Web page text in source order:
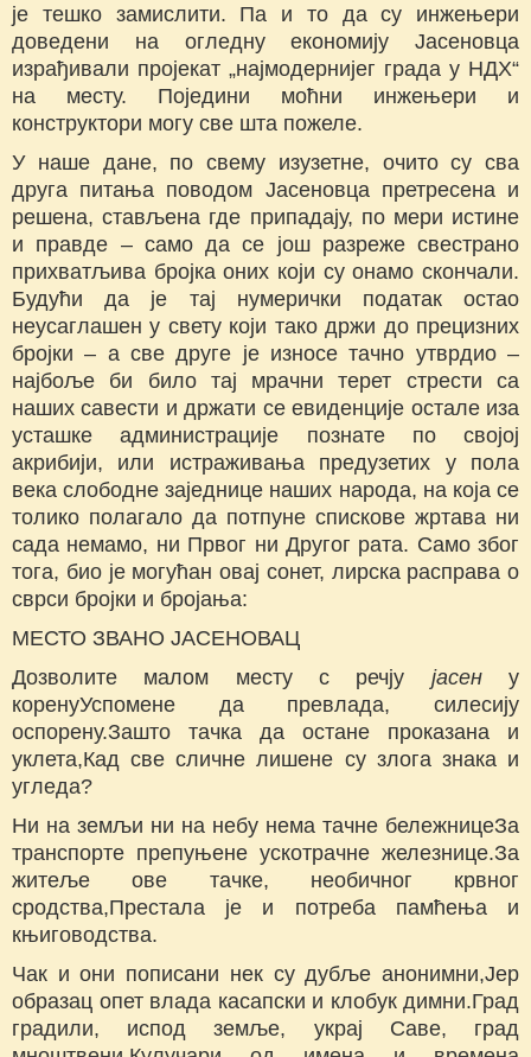
је тешко замислити. Па и то да су инжењери
доведени на огледну економију Јасеновца
израђивали пројекат „најмодернијег града у НДХ“
на месту. Поједини моћни инжењери и
конструктори могу све шта пожеле.
У наше дане, по свему изузетне, очито су сва
друга питања поводом Јасеновца претресена и
решена, стављена где припадају, по мери истине
и правде – само да се још разреже свестрано
прихватљива бројка оних који су онамо скончали.
Будући да је тај нумерички податак остао
неусаглашен у свету који тако држи до прецизних
бројки – а све друге је износе тачно утврдио –
најбоље би било тај мрачни терет стрести са
наших савести и држати се евиденције остале иза
усташке администрације познате по својој
акрибији, или истраживања предузетих у пола
века слободне заједнице наших народа, на која се
толико полагало да потпуне спискове жртава ни
сада немамо, ни Првог ни Другог рата. Само због
тога, био је могућан овај сонет, лирска расправа о
сврси бројки и бројања:
МЕСТО ЗВАНО ЈАСЕНОВАЦ
Дозволите малом месту с речју јасену
коренуУспомене да превлада, силесију
оспорену.Зашто тачка да остане проказана и
уклета,Кад све сличне лишене су злога знака и
угледа?
Ни на земљи ни на небу нема тачне бележницеЗа
транспорте препуњене ускотрачне железнице.За
житеље ове тачке, необичног крвног
сродства,Престала је и потреба памћења и
књиговодства.
Чак и они пописани нек су дубље анонимни,Јер
образац опет влада касапски и клобук димни.Град
градили, испод земље, украј Саве, град